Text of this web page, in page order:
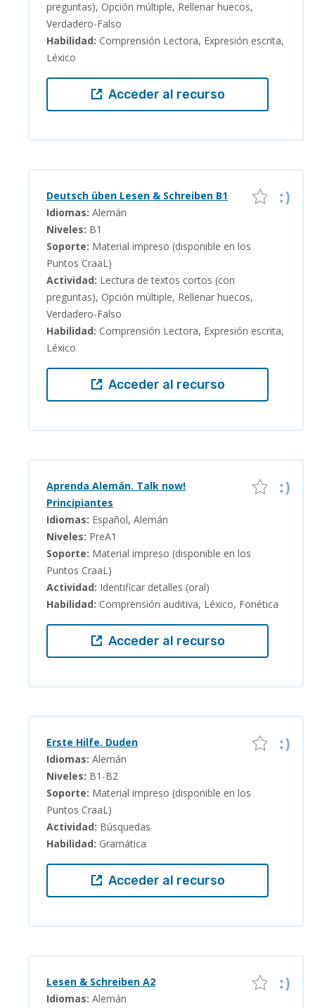
preguntas), Opción múltiple, Rellenar huecos,
Verdadero-Falso
Habilidad: Comprensión Lectora, Expresión escrita,
Léxico
Acceder al recurso
Deutsch üben Lesen & Schreiben B1
Idiomas: Alemán
Niveles: B1
Soporte: Material impreso (disponible en los
Puntos CraaL)
Actividad: Lectura de textos cortos (con
preguntas), Opción múltiple, Rellenar huecos,
Verdadero-Falso
Habilidad: Comprensión Lectora, Expresión escrita,
Léxico
Acceder al recurso
Aprenda Alemán. Talk now!
Principiantes
Idiomas: Español, Alemán
Niveles: PreA1
Soporte: Material impreso (disponible en los
Puntos CraaL)
Actividad: Identificar detalles (oral)
Habilidad: Comprensión auditiva, Léxico, Fonética
Acceder al recurso
Erste Hilfe. Duden
Idiomas: Alemán
Niveles: B1-B2
Soporte: Material impreso (disponible en los
Puntos CraaL)
Actividad: Búsquedas
Habilidad: Gramática
Acceder al recurso
Lesen & Schreiben A2
Idiomas: Alemán